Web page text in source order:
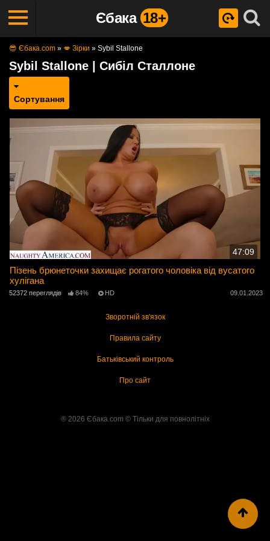
Єбака 18+
😎 Єбака.com » 💋 Зірки » Sybil Stallone
Sybil Stallone | Сибіл Сталлоне
Сортування
47:09
Пізень брюнеточки захищає рогатого чоловіка від вусатого
хулігана
52372 переглядів 84% HD 09.01.2023
Зворотній зв'язок
Правила сайту
Батьківський контроль
Про сайт
® 2026 Єбака.com ©️ Тільки для повнолітніх